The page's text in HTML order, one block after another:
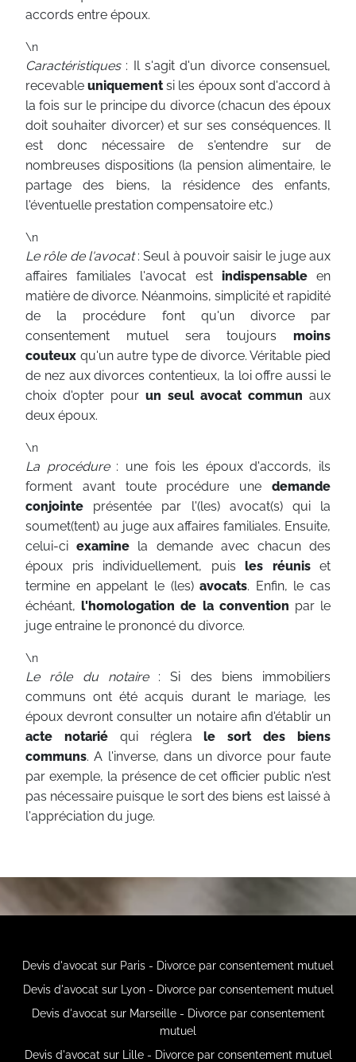
accords entre époux.
\n
Caractéristiques: Il s'agit d'un divorce consensuel,
recevableuniquementsi les époux sont d'accord à
la fois sur le principe du divorce (chacun des époux
doit souhaiter divorcer) et sur ses conséquences. Il
est donc nécessaire de s'entendre sur de
nombreuses dispositions (la pension alimentaire, le
partage des biens, la résidence des enfants,
l'éventuelle prestation compensatoire etc.)
\n
Le rôle de l'avocat: Seul à pouvoir saisir le juge aux
affaires familiales l'avocat est indispensableen
matière de divorce. Néanmoins, simplicité et rapidité
de la procédure font qu'un divorce par
consentement mutuel sera toujours moins
couteux qu'un autre type de divorce. Véritable pied
de nez aux divorces contentieux, la loi offre aussi le
choix d'opter pour un seul avocat commun aux
deux époux.
\n
La procédure: une fois les époux d'accords, ils
forment avant toute procédure une demande
conjointe présentée par l'(les) avocat(s) qui la
soumet(tent) au juge aux affaires familiales. Ensuite,
celui-ciexamine la demande avec chacun des
époux pris individuellement, puis les réuniset
termine en appelant le (les)avocats. Enfin, le cas
échéant,l'homologation de la convention par le
juge entraine le prononcé du divorce.
\n
Le rôle du notaire: Si des biens immobiliers
communs ont été acquis durant le mariage, les
époux devront consulter un notaire afin d'établir un
acte notariéqui réglerale sort des biens
communs. A l'inverse, dans un divorce pour faute
par exemple, la présence de cet officier public n'est
pas nécessaire puisque le sort des biens est laissé à
l'appréciation du juge.
Devis d'avocat sur Paris - Divorce par consentement mutuel
Devis d'avocat sur Lyon - Divorce par consentement mutuel
Devis d'avocat sur Marseille - Divorce par consentement
mutuel
Devis d'avocat sur Lille - Divorce par consentement mutuel